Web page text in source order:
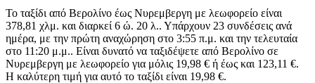
Το ταξίδι από Βερολίνο έως Νυρεμβεργη με λεωφορείο είναι
378,81 χλμ. και διαρκεί 6 ώ. 20 λ.. Υπάρχουν 23 συνδέσεις ανά
ημέρα, με την πρώτη αναχώρηση στο 3:55 π.μ. και την τελευταία
στο 11:20 μ.μ.. Είναι δυνατό να ταξιδέψετε από Βερολίνο σε
Νυρεμβεργη με λεωφορείο για μόλις 19,98 € ή έως και 123,11 €.
Η καλύτερη τιμή για αυτό το ταξίδι είναι 19,98 €.